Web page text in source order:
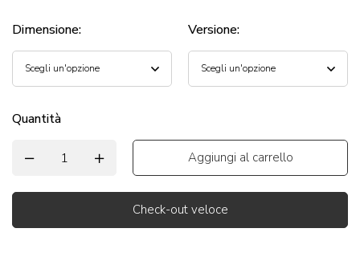
Dimensione: Versione:
Quantità
Aggiungi al carrello
Check-out veloce